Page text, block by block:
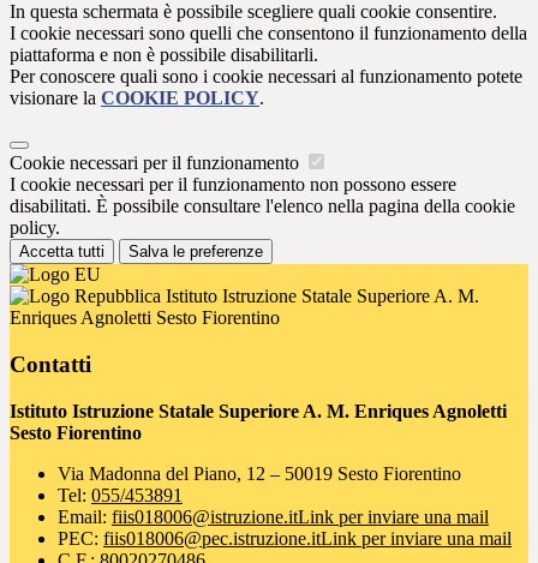
In questa schermata è possibile scegliere quali cookie consentire.
I cookie necessari sono quelli che consentono il funzionamento della
piattaforma e non è possibile disabilitarli.
Per conoscere quali sono i cookie necessari al funzionamento potete
visionare la COOKIE POLICY.
Cookie necessari per il funzionamento
I cookie necessari per il funzionamento non possono essere
disabilitati. È possibile consultare l'elenco nella pagina della cookie
policy.
Accetta tutti Salva le preferenze
Istituto Istruzione Statale Superiore A. M.
Enriques Agnoletti Sesto Fiorentino
Contatti
Istituto Istruzione Statale Superiore A. M. Enriques Agnoletti
Sesto Fiorentino
Via Madonna del Piano, 12 – 50019 Sesto Fiorentino
Tel: 055/453891
Email: fiis018006@istruzione.itLink per inviare una mail
PEC: fiis018006@pec.istruzione.itLink per inviare una mail